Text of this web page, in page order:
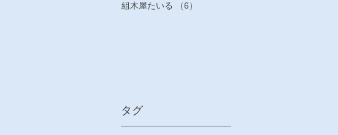
組木屋たいる
（6）
タグ